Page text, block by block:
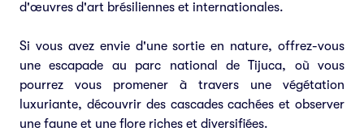
d'œuvres d'art brésiliennes et internationales.
Si vous avez envie d'une sortie en nature, offrez-vous
une escapade au parc national de Tijuca, où vous
pourrez vous promener à travers une végétation
luxuriante, découvrir des cascades cachées et observer
une faune et une flore riches et diversifiées.